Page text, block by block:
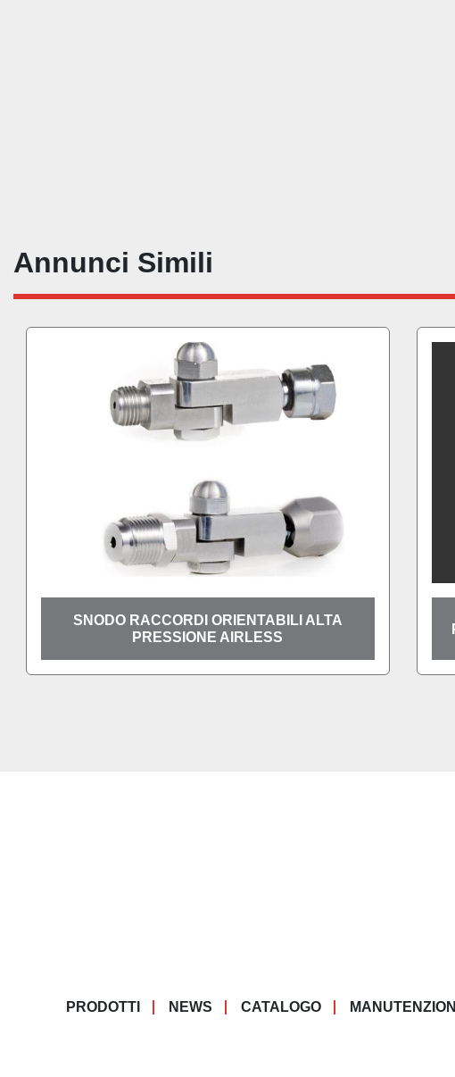
Annunci Simili
ORIENTABILI ALTA
PROLUNGHE ALTA
PRODOTTI NEWS CATALOGO